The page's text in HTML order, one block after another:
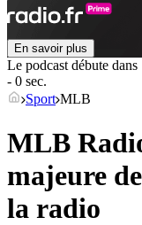
En savoir plus
Le podcast débute dans
- 0 sec.
Sport MLB
MLB
majeure
la radio